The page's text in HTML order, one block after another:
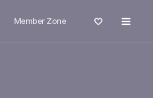
Member Zone